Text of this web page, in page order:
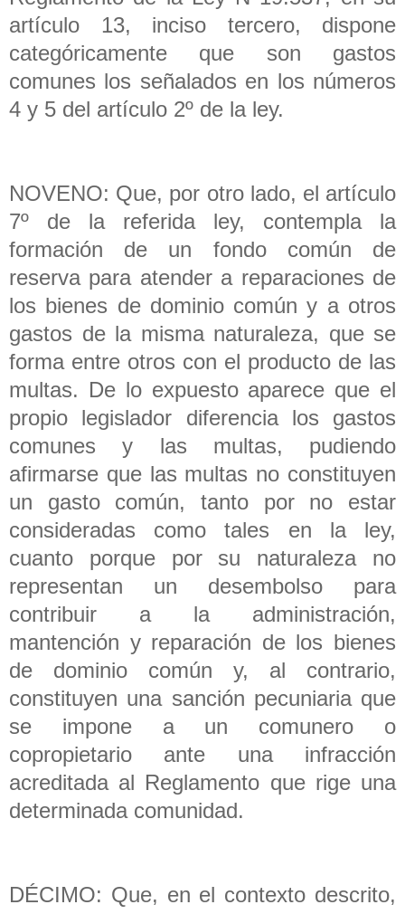
artículo 13, inciso tercero, dispone
categóricamente que son gastos
comunes los señalados en los números
4 y 5 del artículo 2º de la ley.
NOVENO: Que, por otro lado, el artículo
7º de la referida ley, contempla la
formación de un fondo común de
reserva para atender a reparaciones de
los bienes de dominio común y a otros
gastos de la misma naturaleza, que se
forma entre otros con el producto de las
multas. De lo expuesto aparece que el
propio legislador diferencia los gastos
comunes y las multas, pudiendo
afirmarse que las multas no constituyen
un gasto común, tanto por no estar
consideradas como tales en la ley,
cuanto porque por su naturaleza no
representan un desembolso para
contribuir a la administración,
mantención y reparación de los bienes
de dominio común y, al contrario,
constituyen una sanción pecuniaria que
se impone a un comunero o
copropietario ante una infracción
acreditada al Reglamento que rige una
determinada comunidad.
DÉCIMO: Que, en el contexto descrito,